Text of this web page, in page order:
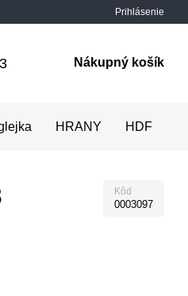
Prihlásenie
Nákupný košík
HRANY HDF
Kôd
0003097